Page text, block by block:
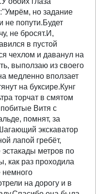
но задание
попути.Будет
не бросят.И,
в пустой
чехлом и даванул на
выползаю из своего
медленно вползает
на буксире.Кунг
торчат в смятом
Витя с
помнят, за
экскаватор
лапой гребёт,
метров по
как раз проходила
немного
на дорогу и в